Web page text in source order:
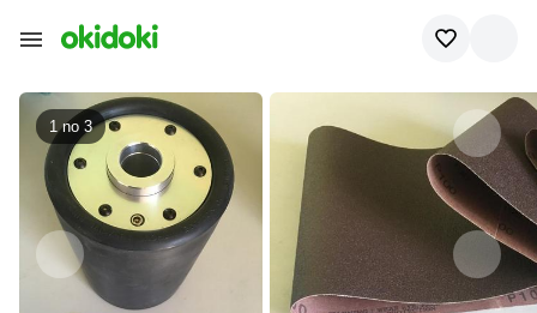
1 no 3